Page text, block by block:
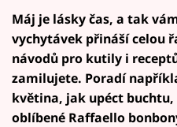
Máj je lásky čas, a tak
vychytávek přináší celou
návodů pro kutily i
zamilujete. Poradí
květina, jak upéct
oblíbené Raffaello